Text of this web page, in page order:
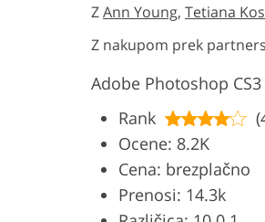
Urejanje poročnih
Prednastavitve najboljše
Mobilne prednastavitve
ZAnn Young, Tetiana
Z nakupom prek
Adobe Photoshop CS3
Rank
Ocene: 8.2K
Cena: brezplačno
Prenosi: 14.3k